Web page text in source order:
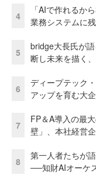
4
「AIで作れるか
業務システムに
5
bridge大長氏が
断し未来を描く
6
ディープテック
アップを育む大
7
FP＆A導入の最
壁」、本社経営
8
第一人者たちが
──知財AIオーケ